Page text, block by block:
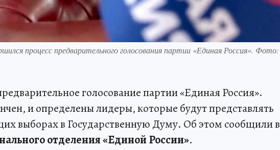
процесс предварительного голосования партии «Единая Россия». Фото:
голосование партии «Единая Россия».
и определены лидеры, которые будут представлять
выборах в Государственную Думу. Об этом сообщили в
отделения «Единой России».